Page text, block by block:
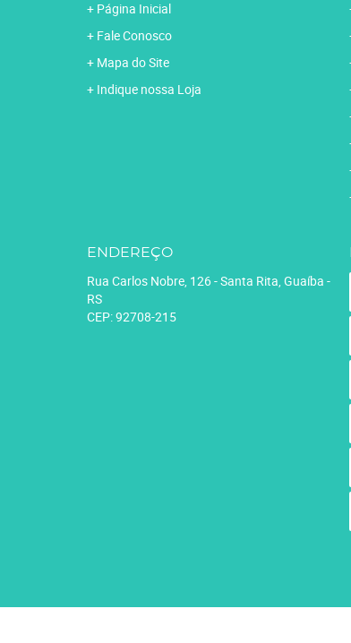
Página Inicial
Fale Conosco
Mapa do Site
Indique nossa Loja
ENDEREÇO
Rua Carlos Nobre, 126-Santa Rita, Guaíba -
RS
CEP: 92708-215